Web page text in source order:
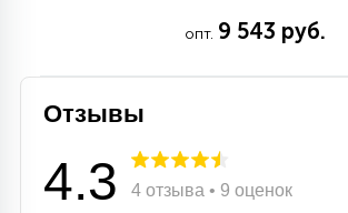
УПРАВЛЕНИЕ
КОМПЛЕКТУЮЩИЕ
СТЕКЛЯННЫЕ
опт. 9 543 руб.
Отзывы
4.3 4 отзыва • 9 оценок